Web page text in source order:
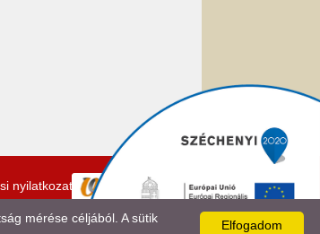
nyilatkozat
Elfogadom
mérése céljából. A sütik